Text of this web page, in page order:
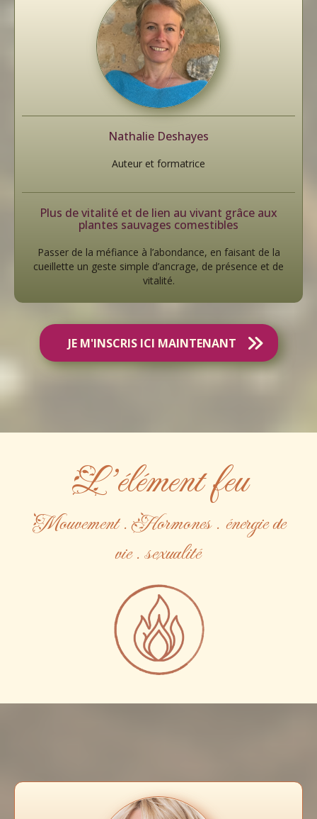
Nathalie Deshayes
Auteur et formatrice
Plus de vitalité et de lien au vivant grâce aux
plantes sauvages comestibles
Passer de la méfiance à l’abondance, en faisant de la
cueillette un geste simple d’ancrage, de présence et de
vitalité.
JE M'INSCRIS ICI MAINTENANT
L'élément feu
Mouvement . Hormones . énergie de
vie . sexualité